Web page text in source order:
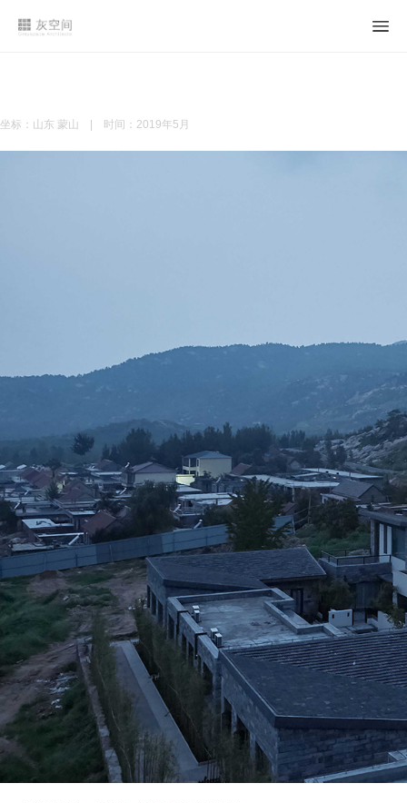
坐标：山东 蒙山 | 时间：2019年5月